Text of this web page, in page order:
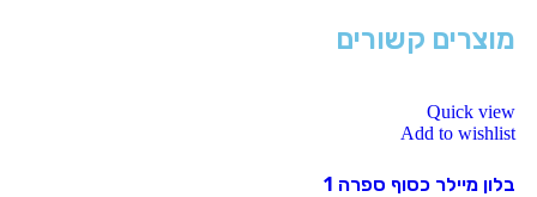
מוצרים קשורים
Quick view
Add to wishlist
בלון מיילר כסוף ספרה 1